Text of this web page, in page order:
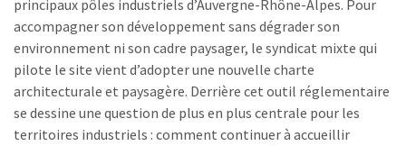
principaux pôles industriels d’Auvergne-Rhône-Alpes. Pour
accompagner son développement sans dégrader son
environnement ni son cadre paysager, le syndicat mixte qui
pilote le site vient d’adopter une nouvelle charte
architecturale et paysagère. Derrière cet outil réglementaire
se dessine une question de plus en plus centrale pour les
territoires industriels : comment continuer à accueillir